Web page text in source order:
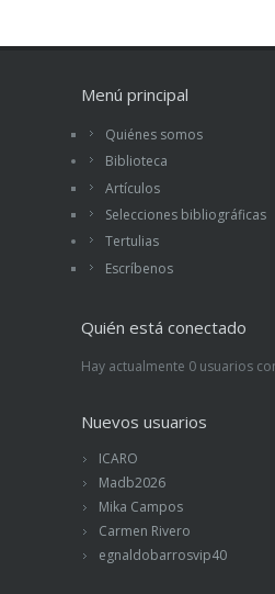
devastación de la guerra.
Menú principal
Quiénes somos
Biblioteca
Artículos
Selecciones bibliográficas
Tertulias
Escríbenos
Quién está conectado
Hay actualmente 0 usuarios
Nuevos usuarios
ICARO
Madb2026
Mika Campos
Carmen Rivero
egnaldobarrosvip40